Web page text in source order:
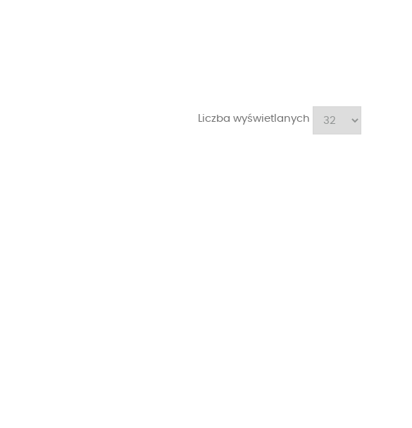
Liczba wyświetlanych